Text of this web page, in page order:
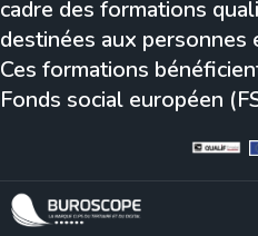
cadre des formations
destinées aux personnes
Ces formations
Fonds social européen